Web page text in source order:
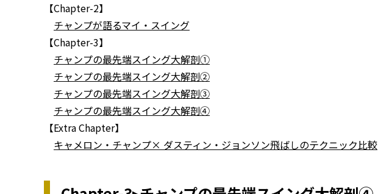
【Chapter-2】
チャンプが語るマイ・スイング
【Chapter-3】
チャンプの最先端スイング大解剖①
チャンプの最先端スイング大解剖②
チャンプの最先端スイング大解剖③
チャンプの最先端スイング大解剖④
【Extra Chapter】
キャメロン・チャンプ× ダスティン・ジョンソン飛ばしのテクニック比較